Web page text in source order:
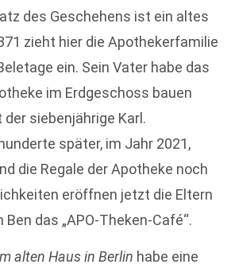
des Geschehens ist ein altes
zieht hier die Apothekerfamilie
ein. Sein Vater habe das
im Erdgeschoss bauen
siebenjährige Karl.
später, im Jahr 2021,
die Regale der Apotheke noch
eröffnen jetzt die Eltern
das „APO-Theken-Café“.
alten Haus in Berlin habe eine